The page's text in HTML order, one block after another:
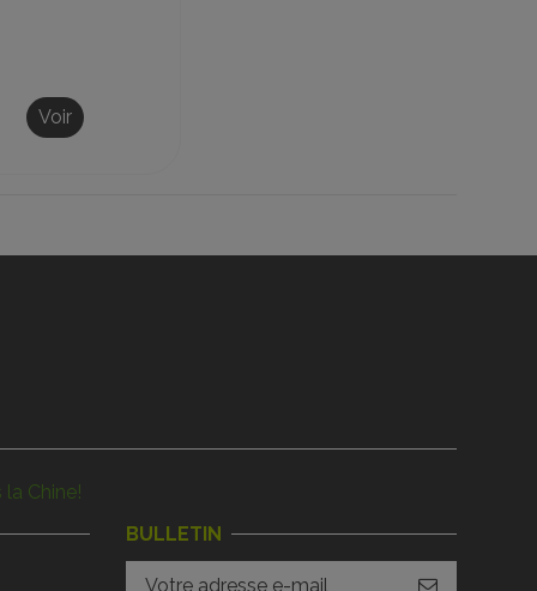
Voir
Chine!
BULLETIN